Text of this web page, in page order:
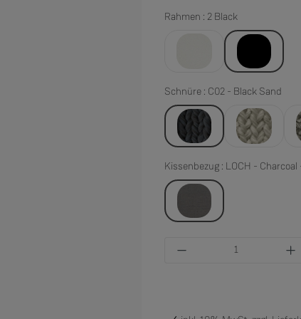
Rahmen : 2 Black
2 Black
Schnüre : C02 - Black Sand
C02 - Black SandC04 - Moon
Kissenbezug : LOCH -
LOCH - Charcoal - Range 3
Produkt Anzahl: